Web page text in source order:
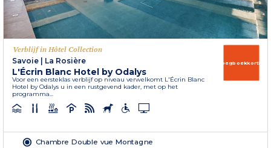
Verblijf in Hôtel Collection
Savoie
La Rosière
L'Écrin Blanc Hotel by Odalys
Voor een eersteklas verblijf op niveau verwelkomt L'Écrin Blanc
Hotel by Odalys u in een rustgevend kader, met op het
programma...
Vroegboekkorting
Chambre Double vue Montagne